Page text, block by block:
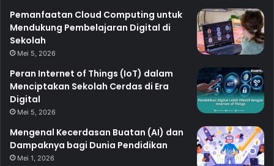
Pemanfaatan Cloud Computing untuk
Mendukung Pembelajaran Digital di
Sekolah
Mei 5, 2026
Peran Internet of Things (IoT) dalam
Menciptakan Sekolah Cerdas di Era
Digital
Mei 5, 2026
Mengenal Kecerdasan Buatan (AI) dan
Dampaknya bagi Dunia Pendidikan
Mei 1, 2026